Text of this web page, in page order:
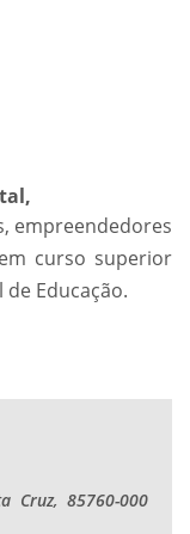
empreendedores
curso superior
Educação.
Cruz, 85760-000